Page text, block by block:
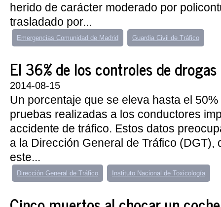
herido de carácter moderado por
trasladado por...
Emergencias Comunidad de Madrid Guardia Civil de Tráfico
El 36% de los controles de drogas
2014-08-15
Un porcentaje que se eleva hasta el
pruebas realizadas a los conductores
accidente de tráfico. Estos datos
a la Dirección General de Tráfico (DGT),
este...
Dirección General de Tráfico Instituto Nacional de Toxicología